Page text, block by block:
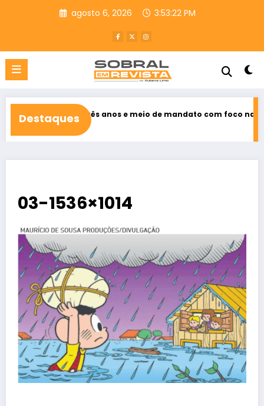
agosto 6, 2026 3:53:23 PM
Destaques
de três anos e meio de mandato com foco na defesa das
03-1536×1014